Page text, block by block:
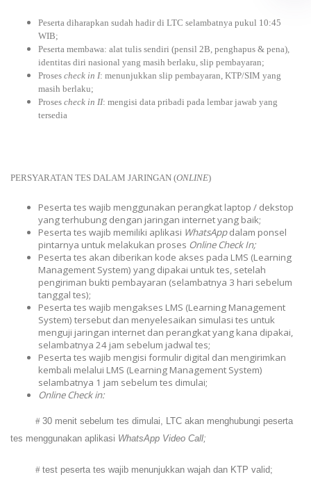
Peserta diharapkan sudah hadir di LTC selambatnya pukul 10:45
WIB;
Peserta membawa: alat tulis sendiri (pensil 2B, penghapus & pena),
identitas diri nasional yang masih berlaku, slip pembayaran;
Proses check in I: menunjukkan slip pembayaran, KTP/SIM yang
masih berlaku;
Proses check in II: mengisi data pribadi pada lembar jawab yang
tersedia
PERSYARATAN TES DALAM JARINGAN (ONLINE)
Peserta tes wajib menggunakan perangkat laptop / dekstop
yang terhubung dengan jaringan internet yang baik;
Peserta tes wajib memiliki aplikasi WhatsAppdalam ponsel
pintarnya untuk melakukan proses Online Check In;
Peserta tes akan diberikan kode akses pada LMS (Learning
Management System) yang dipakai untuk tes, setelah
pengiriman bukti pembayaran (selambatnya 3 hari sebelum
tanggal tes);
Peserta tes wajib mengakses LMS (Learning Management
System) tersebut dan menyelesaikan simulasi tes untuk
menguji jaringan internet dan perangkat yang kana dipakai,
selambatnya 24 jam sebelum jadwal tes;
Peserta tes wajib mengisi formulir digital dan mengirimkan
kembali melalui LMS (Learning Management System)
selambatnya 1 jam sebelum tes dimulai;
Online Check in:
# 30 menit sebelum tes dimulai, LTC akan menghubungi peserta
tes menggunakan aplikasi WhatsApp Video Call;
# test peserta tes wajib menunjukkan wajah dan KTP valid;